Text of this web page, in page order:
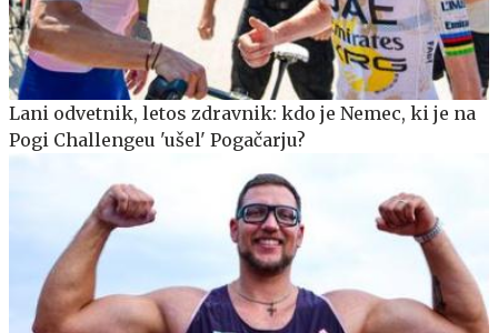
Lani odvetnik, letos zdravnik: kdo je Nemec, ki je na
Pogi Challengeu 'ušel' Pogačarju?